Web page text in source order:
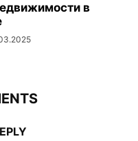
в